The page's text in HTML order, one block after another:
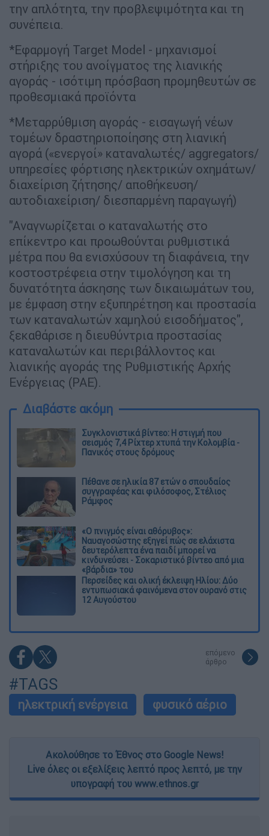
την απλότητα, την προβλεψιμότητα και τη
συνέπεια.
*Εφαρμογή Target Model - μηχανισμοί
στήριξης του ανοίγματος της λιανικής
αγοράς - ισότιμη πρόσβαση προμηθευτών σε
προθεσμιακά προϊόντα
*Μεταρρύθμιση αγοράς - εισαγωγή νέων
τομέων δραστηριοποίησης στη λιανική
αγορά («ενεργοί» καταναλωτές/ aggregators/
υπηρεσίες φόρτισης ηλεκτρικών οχημάτων/
διαχείριση ζήτησης/ αποθήκευση/
αυτοδιαχείριση/ διεσπαρμένη παραγωγή)
"Αναγνωρίζεται ο καταναλωτής στο
επίκεντρο και προωθούνται ρυθμιστικά
μέτρα που θα ενισχύσουν τη διαφάνεια, την
κοστοστρέφεια στην τιμολόγηση και τη
δυνατότητα άσκησης των δικαιωμάτων του,
με έμφαση στην εξυπηρέτηση και προστασία
των καταναλωτών χαμηλού εισοδήματος",
ξεκαθάρισε η διευθύντρια προστασίας
καταναλωτών και περιβάλλοντος και
λιανικής αγοράς της Ρυθμιστικής Αρχής
Ενέργειας (ΡΑΕ).
Διαβάστε ακόμη
Συγκλονιστικά βίντεο: Η στιγμή που
σεισμός 7,4 Ρίχτερ χτυπά την Κολομβία -
Πανικός στους δρόμους
Πέθανε σε ηλικία 87 ετών ο σπουδαίος
συγγραφέας και φιλόσοφος, Στέλιος
Ράμφος
«Ο πνιγμός είναι αθόρυβος»:
Ναυαγοσώστης εξηγεί πώς σε ελάχιστα
δευτερόλεπτα ένα παιδί μπορεί να
κινδυνεύσει - Σοκαριστικό βίντεο από μια
«βάρδια» του
Περσείδες και ολική έκλειψη Ηλίου: Δύο
εντυπωσιακά φαινόμενα στον ουρανό στις
12 Αυγούστου
επόμενο
άρθρο
#TAGS
ηλεκτρική ενέργεια φυσικό αέριο
Ακολούθησε το Έθνος στο Google News!
Live όλες οι εξελίξεις λεπτό προς λεπτό, με την
υπογραφή του www.ethnos.gr